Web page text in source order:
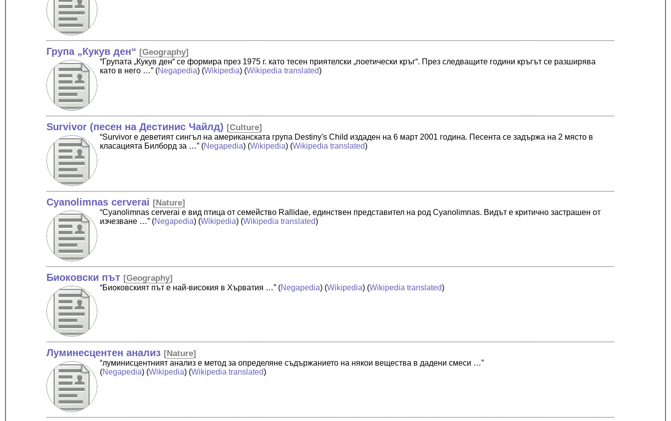
Група „Кукув ден“ [Geography]
“Групата „Кукув ден“ се формира през 1975 г. като тесен приятелски „поетически кръг“. През следващите години кръгът се разширява
като в него …” (Negapedia) (Wikipedia) (Wikipedia translated)
Survivor (песен на Дестинис Чайлд) [Culture]
“Survivor е деветият сингъл на американската група Destiny's Child издаден на 6 март 2001 година. Песента се задържа на 2 място в
класацията Билборд за …” (Negapedia) (Wikipedia) (Wikipedia translated)
Cyanolimnas cerverai [Nature]
“Cyanolimnas cerverai е вид птица от семейство Rallidae, единствен представител на род Cyanolimnas. Видът е критично застрашен от
изчезване …” (Negapedia) (Wikipedia) (Wikipedia translated)
Биоковски път [Geography]
“Биоковският път е най-високия в Хърватия …” (Negapedia) (Wikipedia) (Wikipedia translated)
Луминесцентен анализ [Nature]
“луминисцентният анализ е метод за определяне съдържанието на някои вещества в дадени смеси …”
(Negapedia) (Wikipedia) (Wikipedia translated)